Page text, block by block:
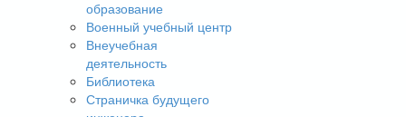
образование
Военный учебный центр
Внеучебная
деятельность
Библиотека
Страничка будущего